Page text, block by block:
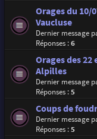
Orages du 10/
Vaucluse
Dernier message
Réponses :6
Orages des 22
Alpilles
Dernier message
Réponses :5
Coups de
Dernier message
Réponses :5